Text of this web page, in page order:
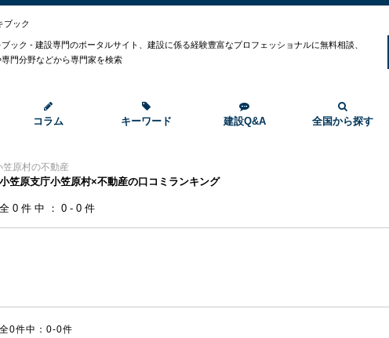
ブック
ブック - 建設専門のポータルサイト、建設に係る経験豊富なプロフェッショナルに無料相談、
門分野などから専門家を検索
コラム キーワード 建設Q&A 全国から探す
原村の不動産
小笠原支庁小笠原村×不動産の口コミランキング
全0件中：0-0件
全0件中：0-0件